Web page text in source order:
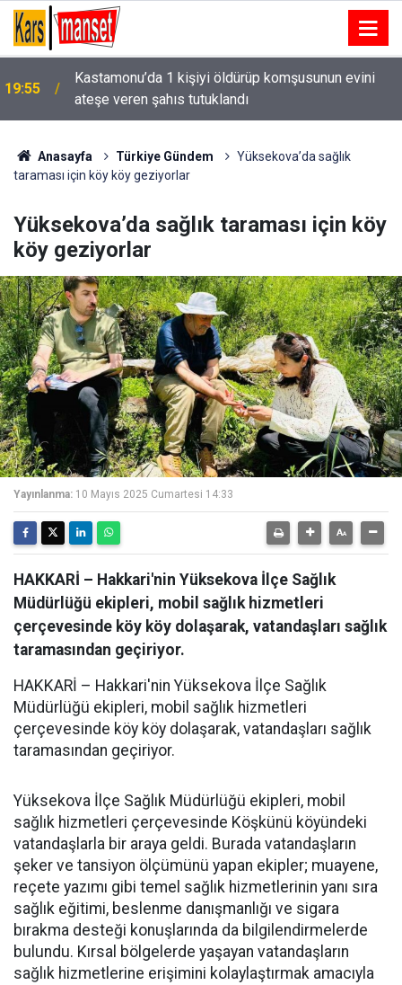
19:55
Kastamonu’da 1 kişiyi öldürüp komşusunun evini
19:55
Vatandaşlar, yangınları önlemek için ormanda çöp
temizledi
Anasayfa Türkiye Gündem
Yüksekova’da sağlık
taraması için köy köy geziyorlar
Yüksekova’da sağlık taraması için köy
köy geziyorlar
Yayınlanma: 10 Mayıs 2025 Cumartesi 14:33
HAKKARİ – Hakkari'nin Yüksekova İlçe Sağlık
Müdürlüğü ekipleri, mobil sağlık hizmetleri
çerçevesinde köy köy dolaşarak, vatandaşları sağlık
taramasından geçiriyor.
HAKKARİ – Hakkari'nin Yüksekova İlçe Sağlık
Müdürlüğü ekipleri, mobil sağlık hizmetleri
çerçevesinde köy köy dolaşarak, vatandaşları sağlık
taramasından geçiriyor.
Yüksekova İlçe Sağlık Müdürlüğü ekipleri, mobil
sağlık hizmetleri çerçevesinde Köşkünü köyündeki
vatandaşlarla bir araya geldi. Burada vatandaşların
şeker ve tansiyon ölçümünü yapan ekipler; muayene,
reçete yazımı gibi temel sağlık hizmetlerinin yanı sıra
sağlık eğitimi, beslenme danışmanlığı ve sigara
bırakma desteği konuşlarında da bilgilendirmelerde
bulundu. Kırsal bölgelerde yaşayan vatandaşların
sağlık hizmetlerine erişimini kolaylaştırmak amacıyla